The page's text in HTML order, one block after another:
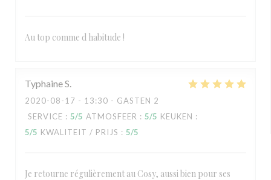
Au top comme d habitude !
TyphaineS
2020-08-17 - 13:30 - GASTEN 2
SERVICE : 5/5 ATMOSFEER : 5/5 KEUKEN :
5/5 KWALITEIT / PRIJS : 5/5
Je retourne régulièrement au Cosy, aussi bien pour ses